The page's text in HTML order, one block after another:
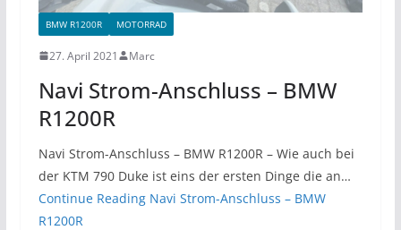
BMW R1200R MOTORRAD
27. April 2021 Marc
Navi Strom-Anschluss – BMW
R1200R
Navi Strom-Anschluss – BMW R1200R – Wie auch bei
der KTM 790 Duke ist eins der ersten Dinge die an…
Continue ReadingNavi Strom-Anschluss – BMW
R1200R